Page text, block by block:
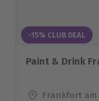
-15% CLUB DEAL
Paint & Drink
Standort
Frankfurt am